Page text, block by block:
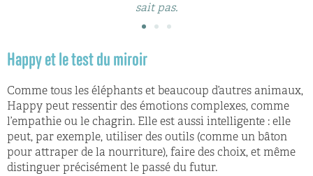
sait pas.
Happy et le test du miroir
Comme tous les éléphants et beaucoup d’autres animaux,
Happy peut ressentir des émotions complexes, comme
l’empathie ou le chagrin. Elle est aussi intelligente : elle
peut, par exemple, utiliser des outils (comme un bâton
pour attraper de la nourriture), faire des choix, et même
distinguer précisément le passé du futur.